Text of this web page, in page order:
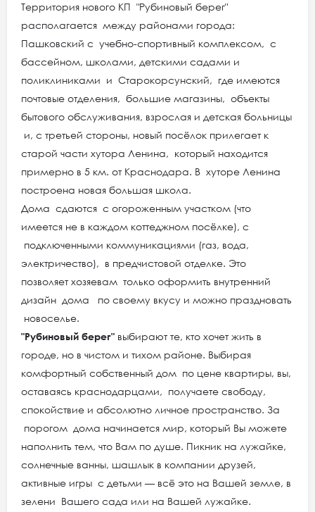
Территория нового КП "Рубиновый берег"
располагается между районами города:
Пашковский с учебно-спортивный комплексом, с
бассейном, школами, детскими садами и
поликлиниками и Старокорсунский, где имеются
почтовые отделения, большие магазины, объекты
бытового обслуживания, взрослая и детская больницы
и, с третьей стороны, новый посёлок прилегает к
старой части хутора Ленина, который находится
примерно в 5 км. от Краснодара. В хуторе Ленина
построена новая большая школа.
Дома сдаются с огороженным участком (что
имеется не в каждом коттеджном посёлке), с
подключенными коммуникациями (газ, вода,
электричество), в предчистовой отделке. Это
позволяет хозяевам только оформить внутренний
дизайн дома по своему вкусу и можно праздновать
новоселье.
"Рубиновый берег" выбирают те, кто хочет жить в
городе, но в чистом и тихом районе. Выбирая
комфортный собственный дом по цене квартиры, вы,
оставаясь краснодарцами, получаете свободу,
спокойствие и абсолютно личное пространство. За
порогом дома начинается мир, который Вы можете
наполнить тем, что Вам по душе. Пикник на лужайке,
солнечные ванны, шашлык в компании друзей,
активные игры с детьми — всё это на Вашей земле, в
зелени Вашего сада или на Вашей лужайке.